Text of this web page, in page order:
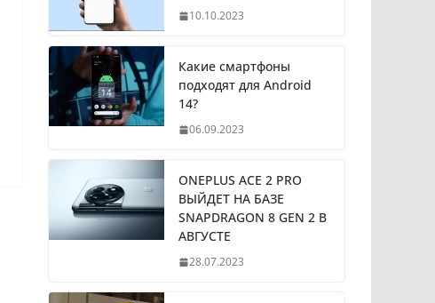
10.10.2023
Какие смартфоны
подходят для Android
14?
06.09.2023
ONEPLUS ACE 2 PRO
ВЫЙДЕТ НА БАЗЕ
SNAPDRAGON 8 GEN 2 В
АВГУСТЕ
28.07.2023